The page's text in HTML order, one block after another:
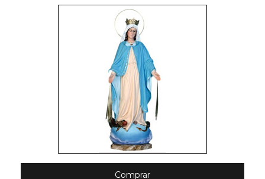
Comprar